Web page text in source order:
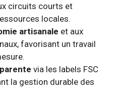
circuits courts et
locales.
artisanale et aux
favorisant un travail
via les labels FSC
la gestion durable des